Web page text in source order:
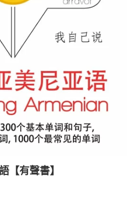
化妝保養 情趣用品
【有聲書】